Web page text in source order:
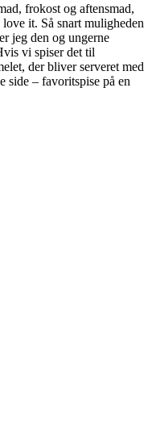
frokost og aftensmad,
it. Så snart muligheden
jeg den og ungerne
vi spiser det til
der bliver serveret med
side – favoritspise på en